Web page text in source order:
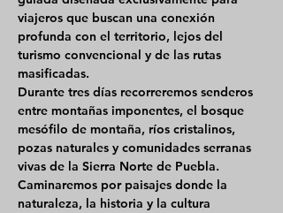
viajeros que buscan una conexión
profunda con el territorio, lejos del
turismo convencional y de las rutas
masificadas.
Durante tres días recorreremos senderos
entre montañas imponentes, el bosque
mesófilo de montaña, ríos cristalinos,
pozas naturales y comunidades serranas
vivas de la Sierra Norte de Puebla.
Caminaremos por paisajes donde la
naturaleza, la historia y la cultura